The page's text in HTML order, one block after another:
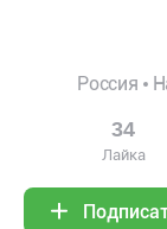
Россия
34
Лайка